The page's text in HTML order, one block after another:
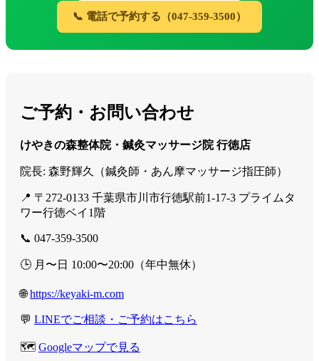
📞 電話で予約する（047-359-3500）
ご予約・お問い合わせ
けやきの森整体院・鍼灸マッサージ院 行徳店
院長: 森野輝久（鍼灸師・あん摩マッサージ指圧師）
📍 〒272-0133 千葉県市川市行徳駅前1-17-3 プライムタ
ワー行徳ベイ1階
📞 047-359-3500
🕒 月〜日 10:00〜20:00（年中無休）
🌐https://keyaki-m.com
💬 LINEでご相談・ご予約はこちら
🗺️ Googleマップで見る